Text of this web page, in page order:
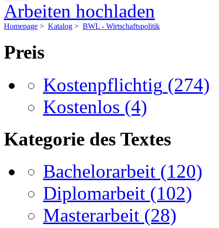
Arbeiten hochladen
Homepage > Katalog > BWL - Wirtschaftspolitik
Preis
Kostenpflichtig (274)
Kostenlos (4)
Kategorie des Textes
Bachelorarbeit (120)
Diplomarbeit (102)
Masterarbeit (28)